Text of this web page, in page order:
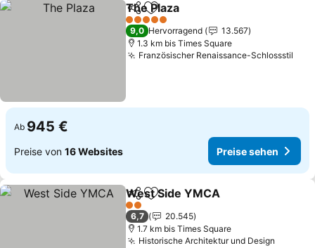
TeilenZu Favoriten hinzufügen
The Plaza
5 Sterne
9,0 Hervorragend
13.567
1.3 km bis Times Square
Französischer Renaissance-Schlossstil
Ab 945 €
Preise von 16 Websites Preise sehen
TeilenZu Favoriten hinzufügen
West Side YMCA
2 Sterne
6,7
20.545
1.7 km bis Times Square
Historische Architektur und Design